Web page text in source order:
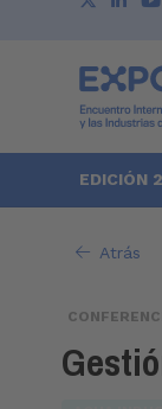
EDICIÓN
Atrás